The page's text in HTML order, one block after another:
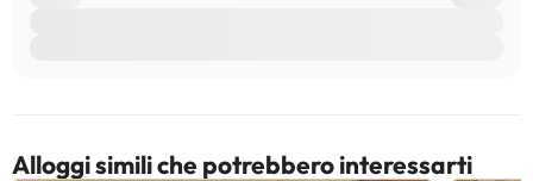
Alloggi simili che potrebbero interessarti